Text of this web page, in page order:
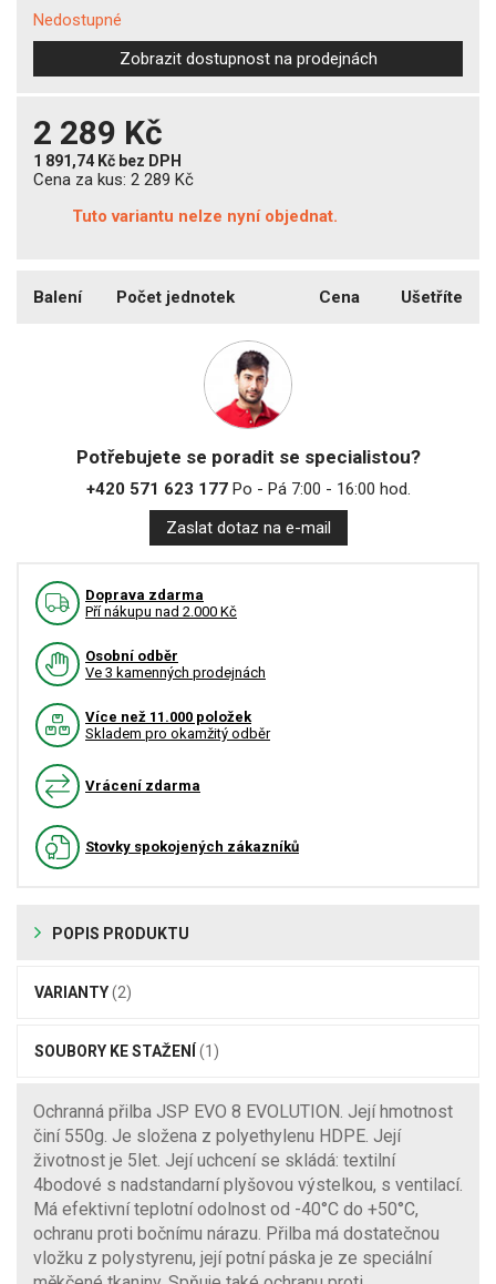
Nedostupné
Zobrazit dostupnost na prodejnách
2 289 Kč
1 891,74 Kč bez DPH
Cena za kus: 2 289 Kč
Tuto variantu nelze nyní objednat.
Balení Počet jednotek Cena Ušetříte
Potřebujete se poradit se specialistou?
+420 571 623 177Po - Pá 7:00 - 16:00 hod.
Zaslat dotaz na e-mail
Doprava zdarma
Pří nákupu nad 2.000 Kč
Osobní odběr
Ve 3 kamenných prodejnách
Více než 11.000 položek
Skladem pro okamžitý odběr
Vrácení zdarma
Stovky spokojených zákazníků
POPIS PRODUKTU
VARIANTY(2)
SOUBORY KE STAŽENÍ (1)
Ochranná přilba JSP EVO 8 EVOLUTION. Její hmotnost
činí 550g. Je složena z polyethylenu HDPE. Její
životnost je 5let. Její uchcení se skládá: textilní
4bodové s nadstandarní plyšovou výstelkou, s ventilací.
Má efektivní teplotní odolnost od -40°C do +50°C,
ochranu proti bočnímu nárazu. Přilba má dostatečnou
vložku z polystyrenu, její potní páska je ze speciální